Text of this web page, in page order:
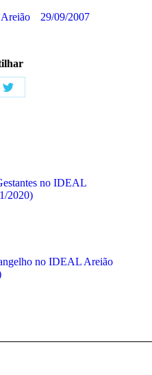
29/09/2007
Share
no IDEAL
2020)
no IDEAL Areião